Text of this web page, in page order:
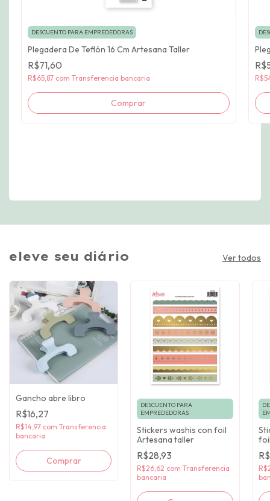
DESCUENTO PARA EMPREDEDORAS
Plegadera De Teflón 16 Cm Artesana Taller
R$71,60
R$65,87 com Transferencia bancaria
eleve seu diário Ver todos
Gancho abre libro
R$16,27
R$14,97 com Transferencia
bancaria
Comprar
DESCUENTO PARA
EMPREDEDORAS
Stickers washis con foil
Artesana taller
R$28,93
R$26,62 com Transferencia
bancaria